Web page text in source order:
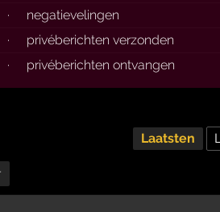
·
negatievelingen
·
privéberichten verzonden
·
privéberichten ontvangen
Laatsten